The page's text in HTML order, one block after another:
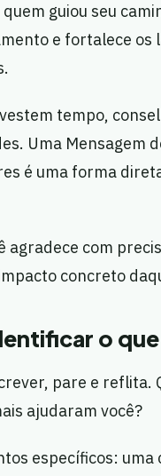
guiou seu
e fortalece os
tempo,
Uma Mensagem
é uma forma
agradece com
concreto
o
pare e reflita.
ajudaram você?
específicos: uma